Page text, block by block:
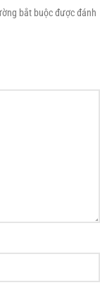
bắt buộc được đánh